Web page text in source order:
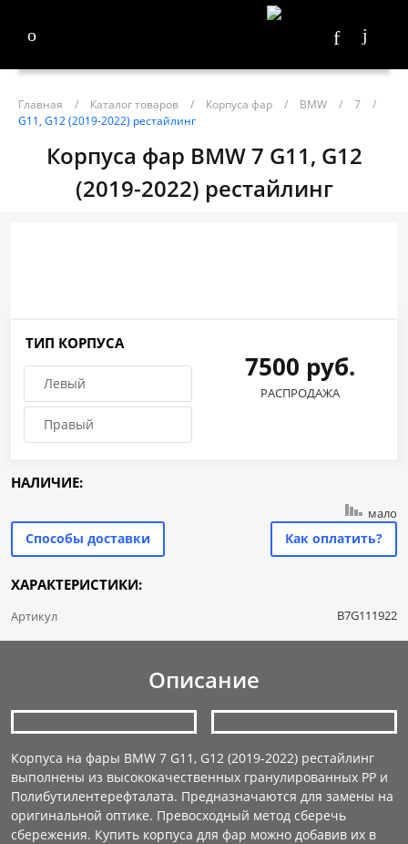
Главная / Каталог товаров / Корпуса фар / BMW / 7
/
G11, G12 (2019-2022) рестайлинг
Корпуса фар BMW 7 G11, G12
(2019-2022) рестайлинг
ТИП КОРПУСА
Левый
Правый
7500 руб.
РАСПРОДАЖА
НАЛИЧИЕ:
мало
Способы доставки Как оплатить?
ХАРАКТЕРИСТИКИ:
Артикул B7G111922
Описание
Корпуса на фары BMW 7 G11, G12 (2019-2022) рестайлинг
выполнены из высококачественных гранулированных PP и
Полибутилентерефталата. Предназначаются для замены на
оригинальной оптике. Превосходный метод сберечь
сбережения. Купить корпуса для фар можно добавив их в